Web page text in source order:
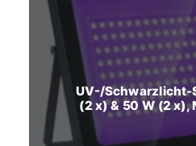
UV-/Schwarzlicht-
(2 x) & 50 W (2 x),